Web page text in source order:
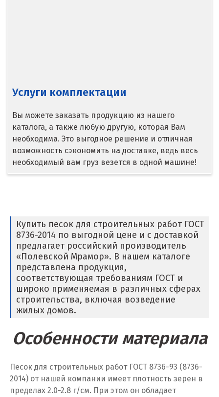
Воронеж
Воскресенск
Дегтярск
Дмитров
Дубна
Е
Егорьевск
Екатеринбург
Жуковский
И
Услуги комплектации
Вы можете заказать продукцию из нашего
каталога, а также любую другую, которая Вам
необходима. Это выгодное решение и отличная
возможность сэкономить на доставке, ведь весь
необходимый вам груз везется в одной машине!
Купить песок для строительных работ ГОСТ
8736-2014 по выгодной цене и с доставкой
предлагает российский производитель
«Полевской Мрамор». В нашем каталоге
представлена продукция,
соответствующая требованиям ГОСТ и
широко применяемая в различных сферах
строительства, включая возведение
жилых домов.
Особенности материала
Песок для строительных работ ГОСТ 8736-93 (8736-
2014) от нашей компании имеет плотность зерен в
пределах 2.0-2.8 г/см. При этом он обладает